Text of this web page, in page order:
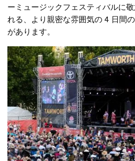
ーミュージックフェスティバルに
れる、より親密な雰囲気の 4 日間
があります。